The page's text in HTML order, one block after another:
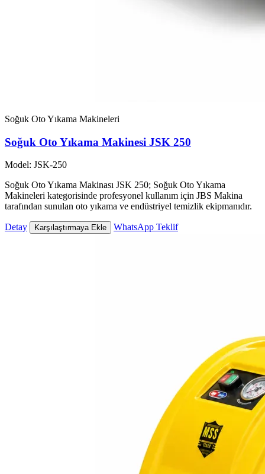
Soğuk Oto Yıkama Makineleri
Soğuk Oto Yıkama Makinesi JSK 250
Model: JSK-250
Soğuk Oto Yıkama Makinası JSK 250; Soğuk Oto Yıkama
Makineleri kategorisinde profesyonel kullanım için JBS Makina
tarafından sunulan oto yıkama ve endüstriyel temizlik ekipmanıdır.
Detay Karşılaştırmaya Ekle WhatsApp Teklif